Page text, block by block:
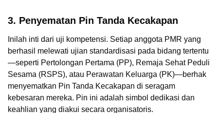
3. Penyematan Pin Tanda Kecakapan
Inilah inti dari uji kompetensi. Setiap anggota PMR yang
berhasil melewati ujian standardisasi pada bidang tertentu
—seperti Pertolongan Pertama (PP), Remaja Sehat Peduli
Sesama (RSPS), atau Perawatan Keluarga (PK)—berhak
menyematkan Pin Tanda Kecakapan di seragam
kebesaran mereka. Pin ini adalah simbol dedikasi dan
keahlian yang diakui secara organisatoris.